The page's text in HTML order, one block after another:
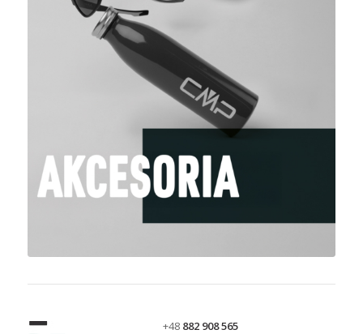
+48 882 908 565